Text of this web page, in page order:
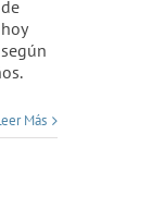
Más